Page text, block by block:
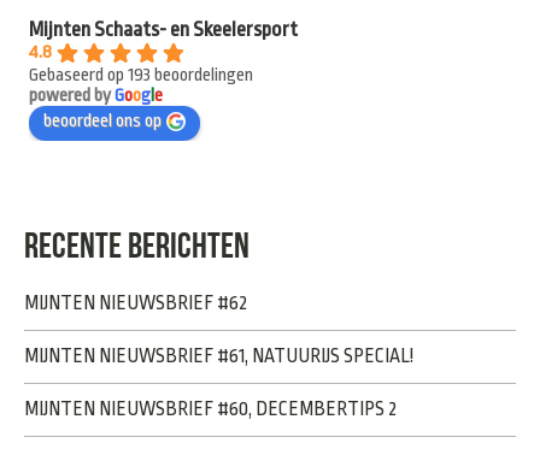
Mijnten Schaats- en Skeelersport
4.8
Gebaseerd op 193 beoordelingen
powered byGooge
beoordeel ons op
RECENTE BERICHTEN
MIJNTEN NIEUWSBRIEF #62
MIJNTEN NIEUWSBRIEF #61, NATUURIJS SPECIAL!
MIJNTEN NIEUWSBRIEF #60, DECEMBERTIPS 2